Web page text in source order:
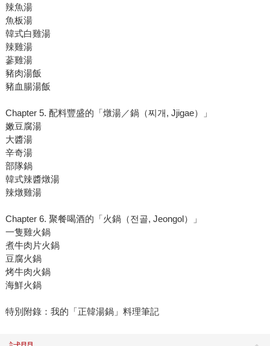
辣魚湯
魚板湯
韓式白雞湯
辣雞湯
蔘雞湯
豬肉湯飯
豬血腸湯飯
Chapter 5. 配料豐盛的「燉湯／鍋（찌개, Jjigae）」
嫩豆腐湯
大醬湯
辛奇湯
部隊鍋
韓式辣醬燉湯
辣燉雞湯
Chapter 6. 聚餐喝酒的「火鍋（전골, Jeongol）」
一隻雞火鍋
煮牛肉片火鍋
豆腐火鍋
烤牛肉火鍋
海鮮火鍋
特別附錄：我的「正韓湯鍋」料理筆記